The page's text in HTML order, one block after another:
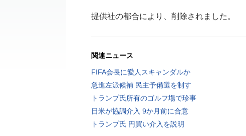
提供社の都合により、削除されました。
関連ニュース
FIFA会長に愛人スキャンダルか
急進左派候補 民主予備選を制す
トランプ氏所有のゴルフ場で珍事
日米が協調介入 9か月前に合意
トランプ氏 円買い介入を説明